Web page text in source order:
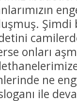
onları
ne
ile
Sayı